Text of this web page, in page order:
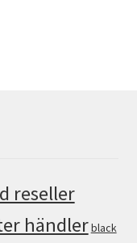
reseller
händlerblack